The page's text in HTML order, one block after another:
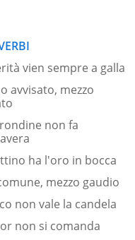
vien sempre a galla
avvisato, mezzo
non fa
ha l'oro in bocca
mezzo gaudio
non vale la candela
non si comanda